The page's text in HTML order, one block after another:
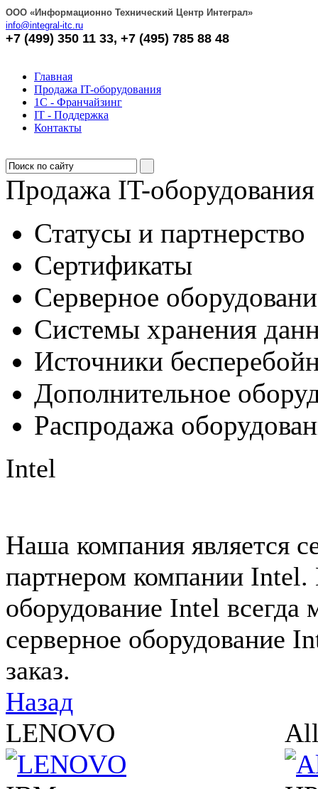
OOO «Информационно Технический Центр Интеграл»
info@integral-itc.ru
+7 (499) 350 11 33, +7 (495) 785 88 48
Главная
Продажа IT-оборудования
1С - Франчайзинг
IT - Поддержка
Контакты
Продажа IT-оборудования
Статусы и партнерство
Сертификаты
Серверное
Системы хранения
Источники
Дополнительное
Распродажа
Intel
Наша компания является
партнером компании Intel.
оборудование Intel
серверное оборудование
заказ.
Назад
LENOVO